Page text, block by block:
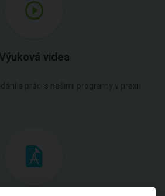
Výuková videa
a práci s našimi programy v praxi.